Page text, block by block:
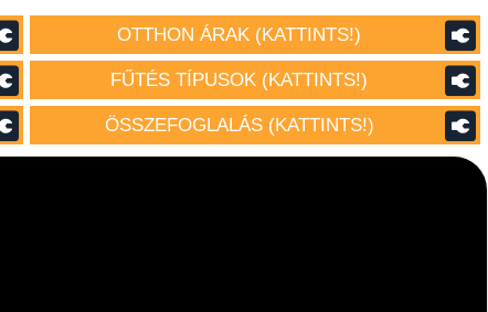
OTTHON ÁRAK (KATTINTS!)
FŰTÉS TÍPUSOK (KATTINTS!)
ÖSSZEFOGLALÁS (KATTINTS!)